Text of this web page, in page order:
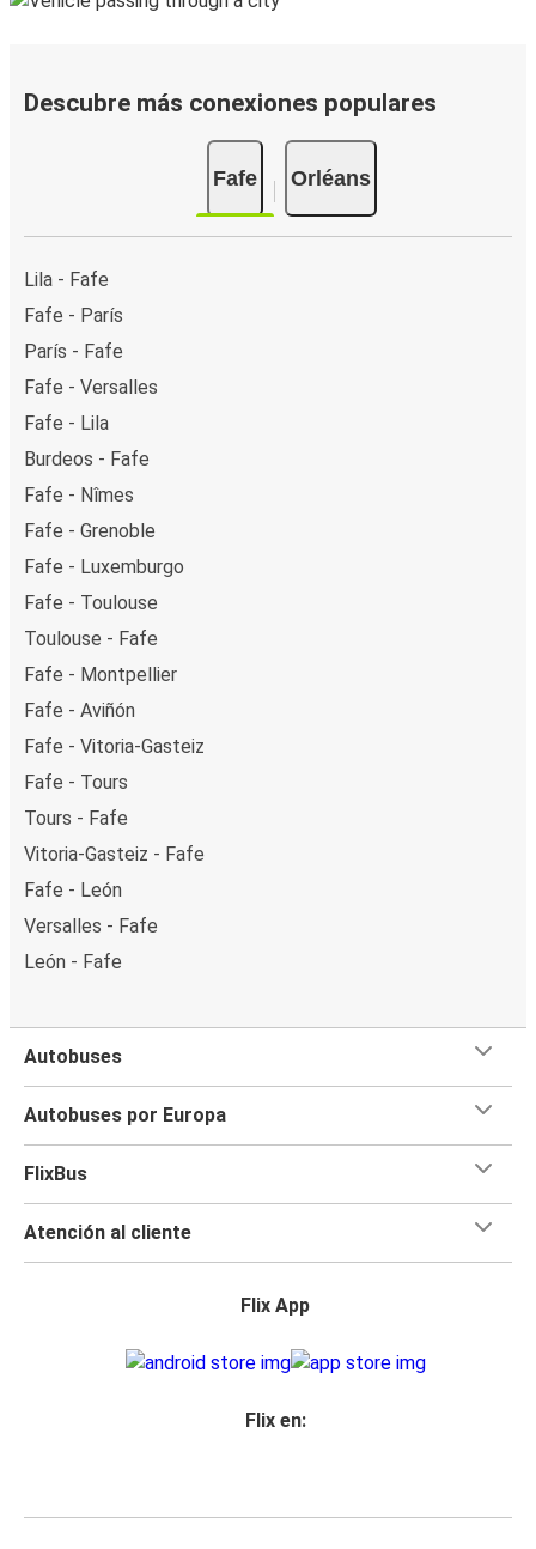
Descubre más conexiones populares
Fafe Orléans
Lila - Fafe
Fafe - París
París - Fafe
Fafe - Versalles
Fafe - Lila
Burdeos - Fafe
Fafe - Nîmes
Fafe - Grenoble
Fafe - Luxemburgo
Fafe - Toulouse
Toulouse - Fafe
Fafe - Montpellier
Fafe - Aviñón
Fafe - Vitoria-Gasteiz
Fafe - Tours
Tours - Fafe
Vitoria-Gasteiz - Fafe
Fafe - León
Versalles - Fafe
León - Fafe
Autobuses
Autobuses por Europa
FlixBus
Atención al cliente
Flix App
Flix en: